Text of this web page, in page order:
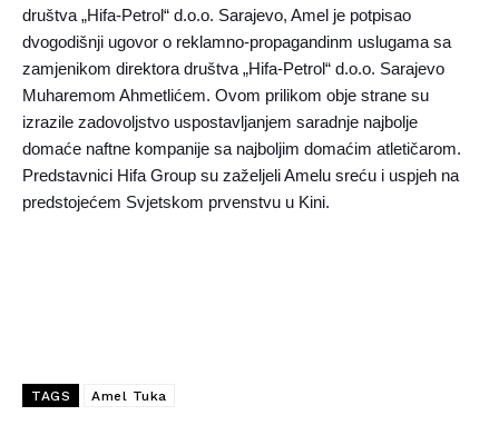
društva „Hifa-Petrol“ d.o.o. Sarajevo, Amel je potpisao
dvogodišnji ugovor o reklamno-propagandinm uslugama sa
zamjenikom direktora društva „Hifa-Petrol“ d.o.o. Sarajevo
Muharemom Ahmetlićem. Ovom prilikom obje strane su
izrazile zadovoljstvo uspostavljanjem saradnje najbolje
domaće naftne kompanije sa najboljim domaćim atletičarom.
Predstavnici Hifa Group su zaželjeli Amelu sreću i uspjeh na
predstojećem Svjetskom prvenstvu u Kini.
TAGS Amel Tuka